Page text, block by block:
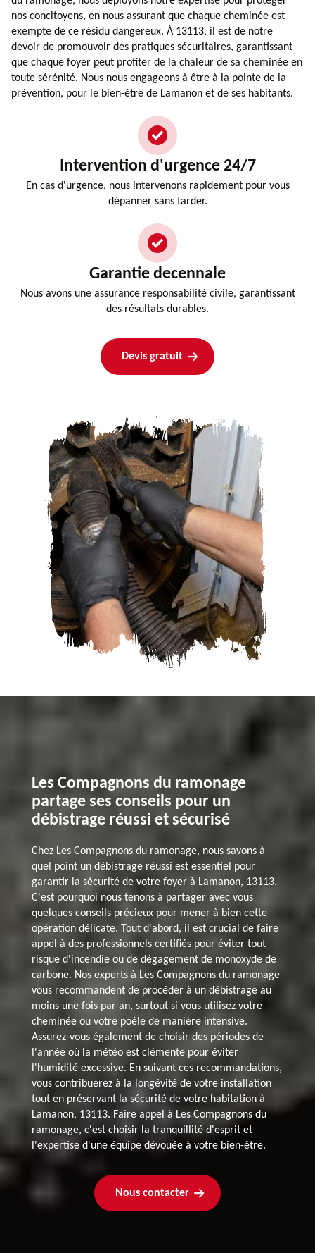
nos concitoyens, en nous assurant que chaque cheminée est
exempte de ce résidu dangereux. À 13113, il est de notre
devoir de promouvoir des pratiques sécuritaires, garantissant
que chaque foyer peut profiter de la chaleur de sa cheminée en
toute sérénité. Nous nous engageons à être à la pointe de la
prévention, pour le bien-être de Lamanon et de ses habitants.
Intervention d'urgence 24/7
En cas d'urgence, nous intervenons rapidement pour vous
dépanner sans tarder.
Garantie decennale
Nous avons une assurance responsabilité civile, garantissant
des résultats durables.
Devis gratuit
Les Compagnons du ramonage
partage ses conseils pour un
débistrage réussi et sécurisé
Chez Les Compagnons du ramonage, nous savons à
quel point un débistrage réussi est essentiel pour
garantir la sécurité de votre foyer à Lamanon, 13113.
C'est pourquoi nous tenons à partager avec vous
quelques conseils précieux pour mener à bien cette
opération délicate. Tout d'abord, il est crucial de faire
appel à des professionnels certifiés pour éviter tout
risque d'incendie ou de dégagement de monoxyde de
carbone. Nos experts à Les Compagnons du ramonage
vous recommandent de procéder à un débistrage au
moins une fois par an, surtout si vous utilisez votre
cheminée ou votre poêle de manière intensive.
Assurez-vous également de choisir des périodes de
l'année où la météo est clémente pour éviter
l'humidité excessive. En suivant ces recommandations,
vous contribuerez à la longévité de votre installation
tout en préservant la sécurité de votre habitation à
Lamanon, 13113. Faire appel à Les Compagnons du
ramonage, c'est choisir la tranquillité d'esprit et
l'expertise d'une équipe dévouée à votre bien-être.
Nous contacter